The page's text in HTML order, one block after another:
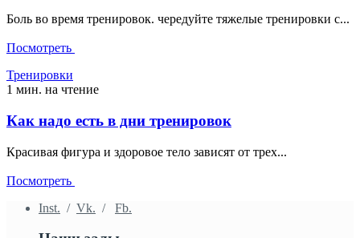
Боль во время тренировок. чередуйте тяжелые тренировки с...
Посмотреть
Тренировки
1 мин. на чтение
Как надо есть в дни тренировок
Красивая фигура и здоровое тело зависят от трех...
Посмотреть
Inst. / Vk. / Fb.